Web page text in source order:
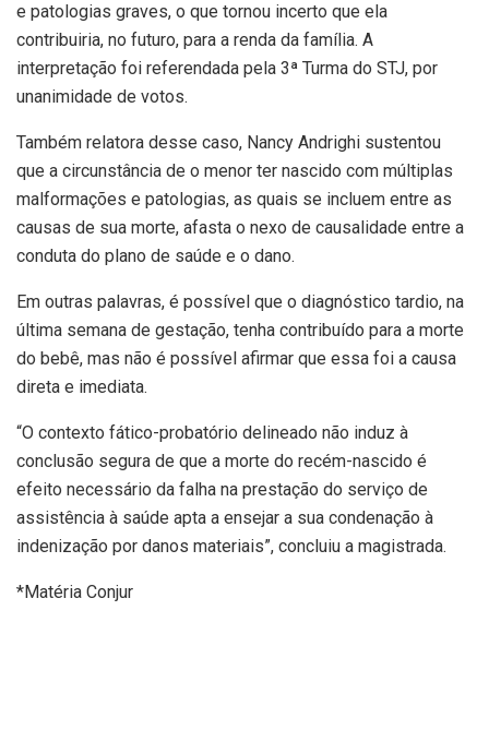
e patologias graves, o que tornou incerto que ela
contribuiria, no futuro, para a renda da família. A
interpretação foi referendada pela 3ª Turma do STJ, por
unanimidade de votos.
Também relatora desse caso, Nancy Andrighi sustentou
que a circunstância de o menor ter nascido com múltiplas
malformações e patologias, as quais se incluem entre as
causas de sua morte, afasta o nexo de causalidade entre a
conduta do plano de saúde e o dano.
Em outras palavras, é possível que o diagnóstico tardio, na
última semana de gestação, tenha contribuído para a morte
do bebê, mas não é possível afirmar que essa foi a causa
direta e imediata.
“O contexto fático-probatório delineado não induz à
conclusão segura de que a morte do recém-nascido é
efeito necessário da falha na prestação do serviço de
assistência à saúde apta a ensejar a sua condenação à
indenização por danos materiais”, concluiu a magistrada.
*Matéria Conjur